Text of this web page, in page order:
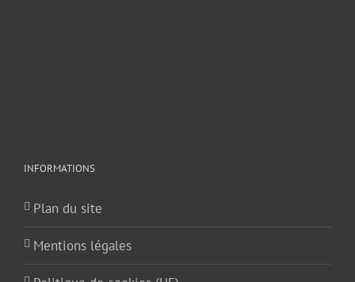
INFORMATIONS
Plan du site
Mentions légales